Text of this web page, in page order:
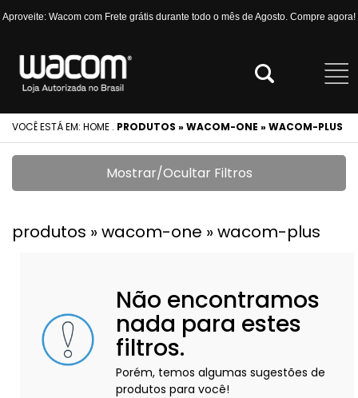
Aproveite: Wacom com Frete grátis durante todo o mês de Agosto. Compre agora!
VOCÊ ESTÁ EM: HOME . PRODUTOS » WACOM-ONE » WACOM-PLUS
Mostrar/Ocultar Filtros
produtos » wacom-one » wacom-plus
Não encontramos
nada para estes
filtros.
Porém, temos algumas sugestões de
produtos para você!